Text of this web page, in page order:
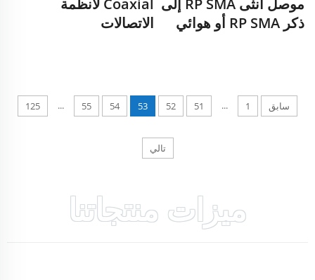
موصل أنثى RP SMA إلى
ذكر RP SMA أو هوائي
Coaxial لأنظمة
الاتصالات
سابق 1
...
51
52
53
54
55
...
125
تالي
ميزات منتجاتنا